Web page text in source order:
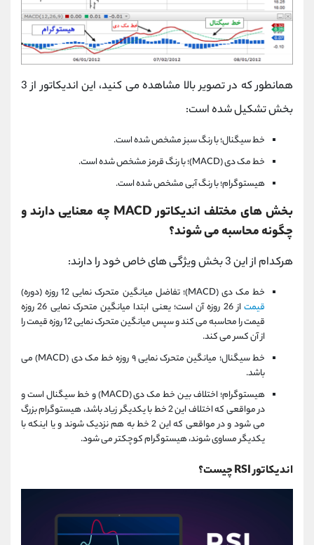
همانطور که در تصویر بالا مشاهده می کنید، این اندیکاتور از 3
بخش تشکیل شده است:
خط سیگنال؛ با رنگ سبز مشخص شده است.
خط مک دی (MACD)؛ با رنگ قرمز مشخص شده است.
هیستوگرام؛ با رنگ آبی مشخص شده است.
بخش های مختلف اندیکاتور MACD چه معنایی دارند و
چگونه محاسبه می شوند؟
هرکدام از این 3 بخش ویژگی های خاص خود را دارند:
خط مک دی (MACD)؛ تفاضل میانگین متحرک نمایی 12 روزه (دوره)
قیمت
از 26 روزه آن است؛ یعنی ابتدا میانگین متحرک نمایی 26 روزه
قیمت را محاسبه می کند و سپس میانگین متحرک نمایی 12 روزه قیمت را
از آن کسر می کند.
خط سیگنال؛ میانگین متحرک نمایی ۹ روزه خط مک دی (MACD) می
باشد.
هیستوگرام؛ اختلاف بین خط مک دی (MACD) و خط سیگنال است و
در مواقعی که اختلاف این 2 خط با یکدیگر زیاد باشد، هیستوگرام بزرگ
می شود و در مواقعی که این 2 خط به هم نزدیک شوند و یا اینکه با
یکدیگر مساوی شوند، هیستوگرام کوچکتر می شود.
اندیکاتور RSI چیست؟